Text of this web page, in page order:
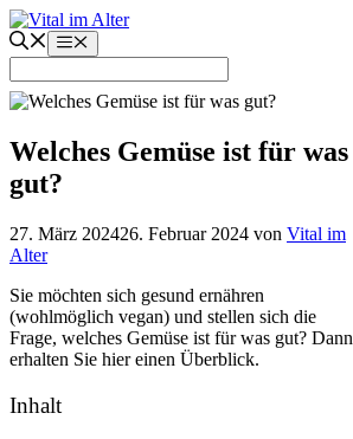
Zum
Inhalt
springen
Menü
Welches Gemüse ist für was
gut?
27. März 202426. Februar 2024 von Vital im
Alter
Sie möchten sich gesund ernähren
(wohlmöglich vegan) und stellen sich die
Frage, welches Gemüse ist für was gut? Dann
erhalten Sie hier einen Überblick.
Inhalt